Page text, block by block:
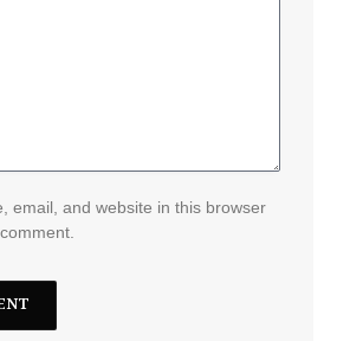
email, and website in this browser